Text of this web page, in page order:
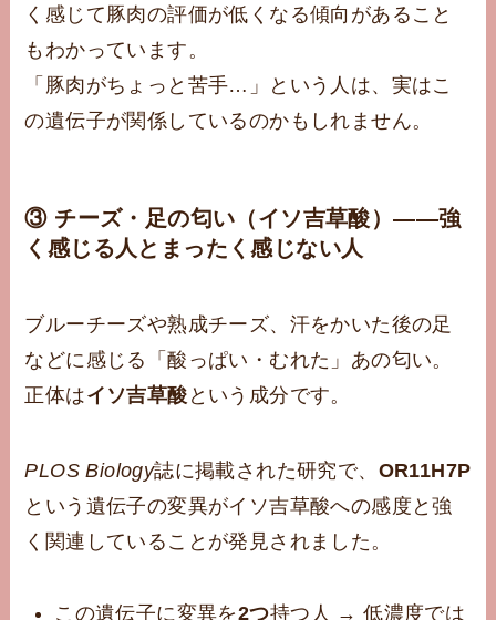
く感じて豚肉の評価が低くなる傾向があること
もわかっています。
「豚肉がちょっと苦手…」という人は、実はこ
の遺伝子が関係しているのかもしれません。
③ チーズ・足の匂い（イソ吉草酸）——強
く感じる人とまったく感じない人
ブルーチーズや熟成チーズ、汗をかいた後の足
などに感じる「酸っぱい・むれた」あの匂い。
正体はイソ吉草酸 という成分です。
PLOS Biology誌に掲載された研究で、 OR11H7P
という遺伝子の変異がイソ吉草酸への感度と強
く関連していることが発見されました。
この遺伝子に変異を2つ持つ人 → 低濃度では